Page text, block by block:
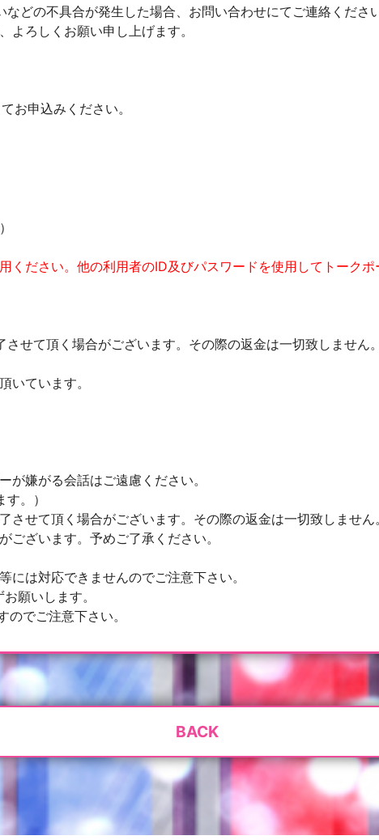
どの不具合が発生した場合、お問い合わせにてご連絡くださ
よろしくお願い申し上げます。
お申込みください。
ください。他の利用者のID及びパスワードを使用してトーク
せて頂く場合がございます。その際の返金は一切致しません
いています。
が嫌がる会話はご遠慮ください。
。）
させて頂く場合がございます。その際の返金は一切致しません
ございます。予めご了承ください。
には対応できませんのでご注意下さい。
願いします。
でご注意下さい。
BACK